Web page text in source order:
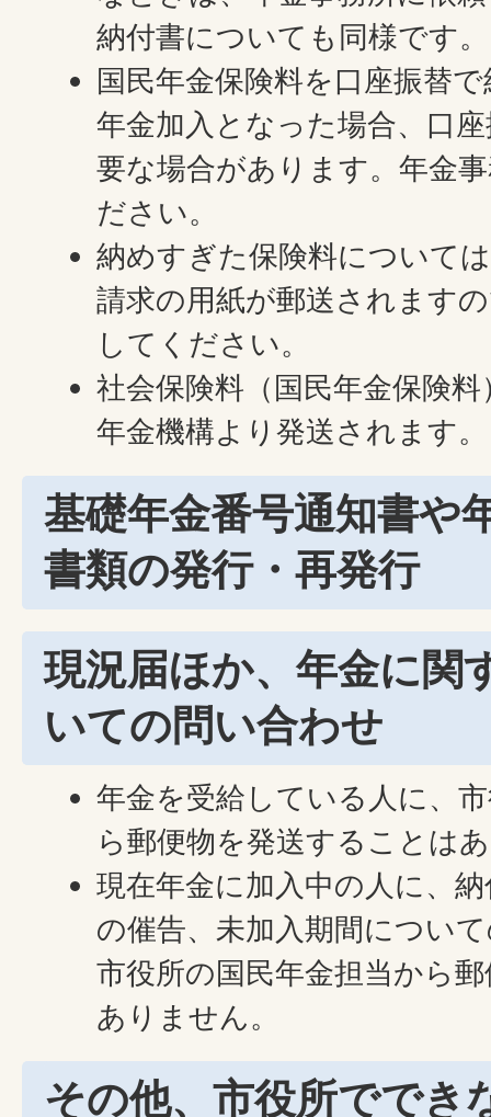
納付書についても同様です。
国民年金保険料を口座振替
年金加入となった場合、口
要な場合があります。年金
ださい。
納めすぎた保険料について
請求の用紙が郵送されます
してください。
社会保険料（国民年金保険
年金機構より発送されます。
基礎年金番号通知書や
書類の発行・再発行
現況届ほか、年金に関
いての問い合わせ
年金を受給している人に、
ら郵便物を発送することは
現在年金に加入中の人に、
の催告、未加入期間につい
市役所の国民年金担当から
ありません。
その他、市役所ででき